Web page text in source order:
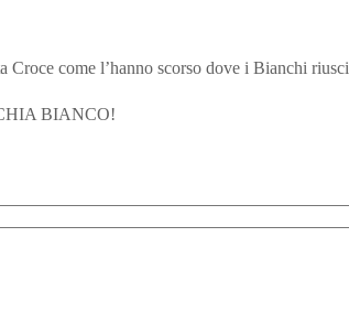
come l’hanno scorso dove i Bianchi
BIANCO!